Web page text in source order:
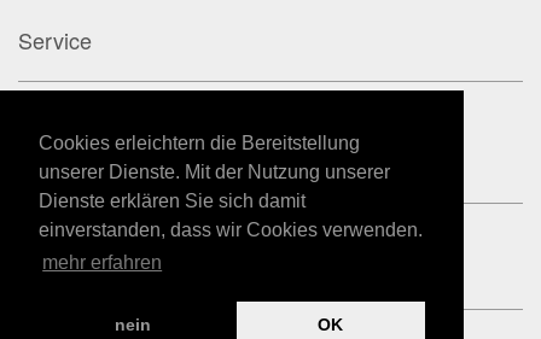
Cookies erleichtern die Bereitstellung
unserer Dienste. Mit der Nutzung unserer
Dienste erklären Sie sich damit
einverstanden, dass wir Cookies verwenden.
mehr erfahren
nein OK
Service
Datenschutz
Impressum